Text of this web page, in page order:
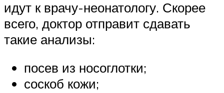
идут к врачу-неонатологу. Скорее
всего, доктор отправит сдавать
такие анализы:
посев из носоглотки;
соскоб кожи;